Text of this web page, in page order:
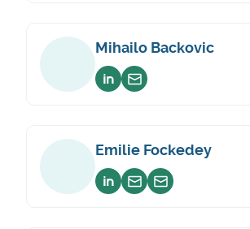
Mihailo Backovic
Voir sur linkedin
Envoyer un email
Emilie Fockedey
Voir sur linkedin
Envoyer un email
Envoyer un email